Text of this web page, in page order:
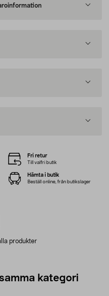
produkter
Fri retur
Till valfri butik
Hämta i butik
Beställ online, från butikslager
kategori